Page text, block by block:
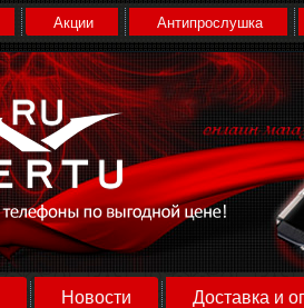
Акции Антипрослушка
Новости Доставка и